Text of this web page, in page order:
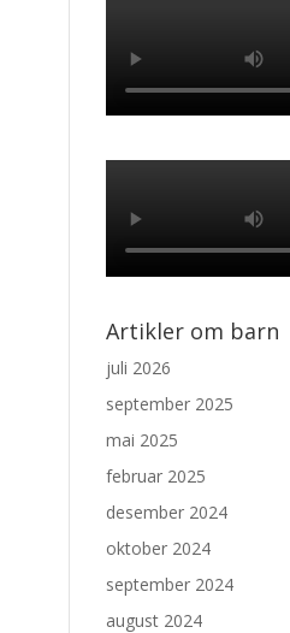
Artikler om barn
juli 2026
september 2025
mai 2025
februar 2025
desember 2024
oktober 2024
september 2024
august 2024